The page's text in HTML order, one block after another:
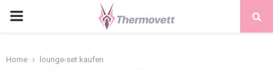
PRIMARY
Home lounge-set kaufen